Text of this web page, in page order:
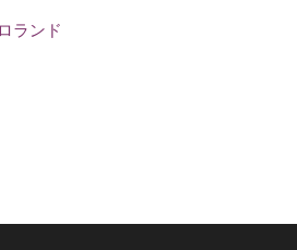
ランド